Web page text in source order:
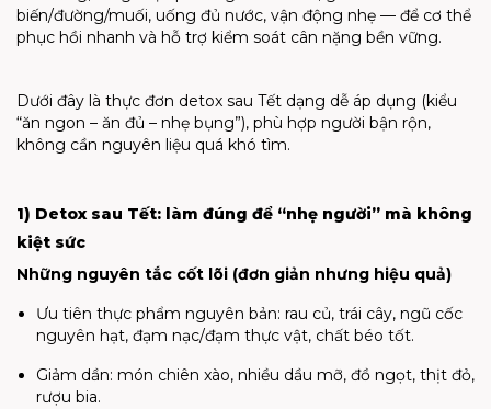
biến/đường/muối, uống đủ nước, vận động nhẹ — để cơ thể
phục hồi nhanh và hỗ trợ kiểm soát cân nặng bền vững.
Dưới đây là thực đơn detox sau Tết dạng dễ áp dụng (kiểu
“ăn ngon – ăn đủ – nhẹ bụng”), phù hợp người bận rộn,
không cần nguyên liệu quá khó tìm.
1) Detox sau Tết: làm đúng để “nhẹ người” mà không
kiệt sức
Những nguyên tắc cốt lõi (đơn giản nhưng hiệu quả)
Ưu tiên thực phẩm nguyên bản: rau củ, trái cây, ngũ cốc
nguyên hạt, đạm nạc/đạm thực vật, chất béo tốt.
Giảm dần: món chiên xào, nhiều dầu mỡ, đồ ngọt, thịt đỏ,
rượu bia.